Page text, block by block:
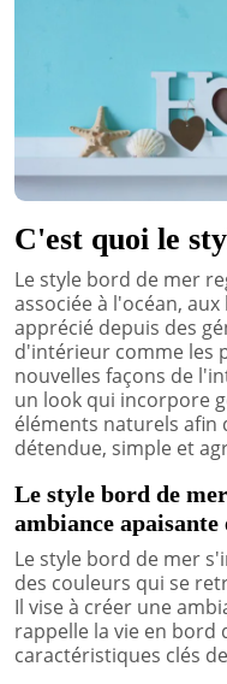
C'est quoi le
Le style bord de mer
associée à l'océan,
apprécié depuis des
d'intérieur comme les
nouvelles façons de
un look qui incorpore
éléments naturels afin
détendue, simple et
Le style bord de
ambiance
Le style bord de mer
des couleurs qui se
Il vise à créer une
rappelle la vie en bord
caractéristiques clés